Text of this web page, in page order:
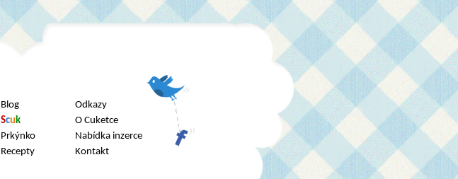
Blog
Scuk
Prkýnko
Recepty
Odkazy
O Cuketce
Nabídka inzerce
Kontakt